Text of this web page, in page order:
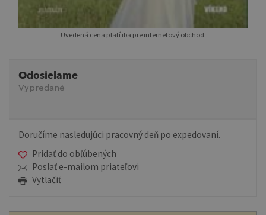
Uvedená cena platí iba pre internetový obchod.
Odosielame
Vypredané
Doručíme nasledujúci pracovný deň po expedovaní.
Pridať do obľúbených
Poslať e-mailom priateľovi
Vytlačiť